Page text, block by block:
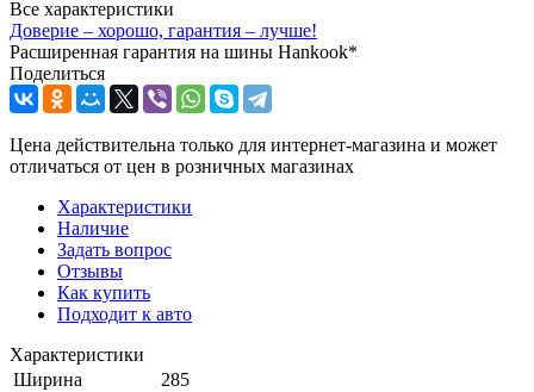
Все характеристики
Доверие – хорошо, гарантия – лучше!
Расширенная гарантия на шины Hankook*
Поделиться
Цена действительна только для интернет-магазина и может
отличаться от цен в розничных магазинах
Характеристики
Наличие
Задать вопрос
Отзывы
Как купить
Подходит к авто
Характеристики
Ширина
285